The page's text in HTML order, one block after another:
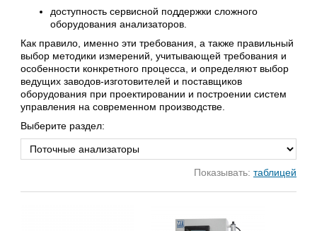
доступность сервисной поддержки сложного
оборудования анализаторов.
Как правило, именно эти требования, а также правильный
выбор методики измерений, учитывающей требования и
особенности конкретного процесса, и определяют выбор
ведущих заводов-изготовителей и поставщиков
оборудования при проектировании и построении систем
управления на современном производстве.
Выберите раздел:
Показывать:таблицей